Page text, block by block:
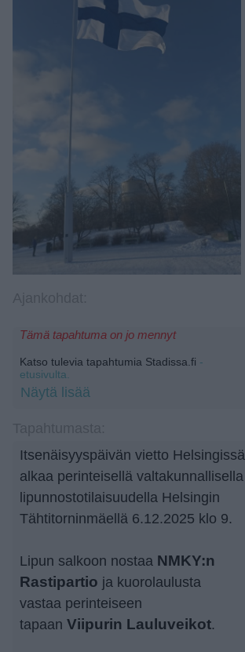
Tämä tapahtuma on jo mennyt
Katso tulevia tapahtumia Stadissa.fi -
etusivulta.
Näytä lisää
Itsenäisyyspäivän vietto Helsingissä
alkaa perinteisellä valtakunnallisella
lipunnostotilaisuudella Helsingin
Tähtitorninmäellä 6.12.2025 klo 9.
Lipun salkoon nostaa NMKY:n
Rastipartio ja kuorolaulusta
vastaa perinteiseen
tapaan Viipurin Lauluveikot.